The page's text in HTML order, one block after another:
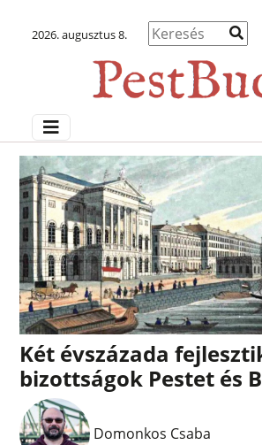
2026. augusztus 8.
Két évszázada
bizottságok Pestet és
Domonkos Csaba